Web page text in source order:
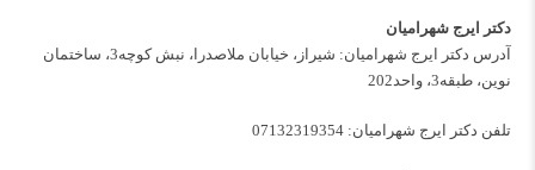
دکتر ایرج شهرامیان
آدرس دکتر ایرج شهرامیان: شیراز، خیابان ملاصدرا، نبش کوچه3، ساختمان
نوین، طبقه3، واحد202
تلفن دکتر ایرج شهرامیان: 07132319354